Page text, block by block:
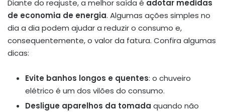
Diante do reajuste, a melhor saída é adotar medidas
de economia de energia. Algumas ações simples no
dia a dia podem ajudar a reduzir o consumo e,
consequentemente, o valor da fatura. Confira algumas
dicas:
Evite banhos longos e quentes: o chuveiro
elétrico é um dos vilões do consumo.
Desligue aparelhos da tomada quando não